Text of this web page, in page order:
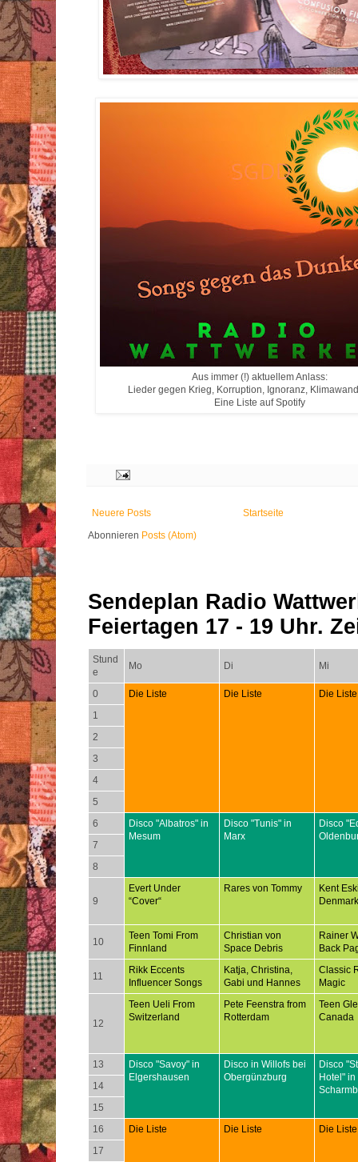
Aus immer (!) aktuellem Anlass:
Lieder gegen Krieg, Korruption, Ignoranz,
Eine Liste auf Spotify
Neuere Posts
Startseite
Abonnieren Posts (Atom)
Sendeplan Radio
Feiertagen 17 - 19 Uhr.
Stund
e
Mo Di Mi
0 Die Liste Die Liste
Die Liste
1
2
3
4
5
6
Disco "Albatros" in
Mesum
Disco "Tunis" in
Marx
Disco
7
8
9
Evert Under
“Cover“
Rares von Tommy
Kent
Denmark
10
Teen Tomi From
Finnland
Christian von
Space Debris
Rainer
Back
11
Rikk Eccents
Influencer Songs
Katja, Christina,
Gabi und Hannes
Classic
Magic
12
Teen Ueli From
Switzerland
Pete Feenstra from
Rotterdam
Teen
Canada
13
Disco "Savoy" in
Elgershausen
Disco in Willofs bei
Obergünzburg
Disco
Hotel"
14
15
16
Die Liste Die Liste
Die Liste
17